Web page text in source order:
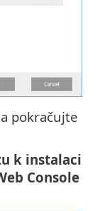
pokračujte
k instalaci
Console